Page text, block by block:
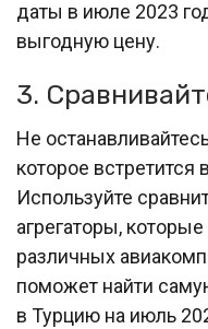
даты в июле 2023
выгодную цену.
3.
Не
которое встретится
Используйте
агрегаторы,
различных
поможет найти
в Турцию на июль